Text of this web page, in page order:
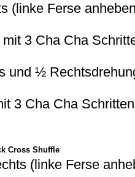
(linke Ferse
3 Cha Cha
und ½
3 Cha Cha
Cross Shuffle
(linke Ferse